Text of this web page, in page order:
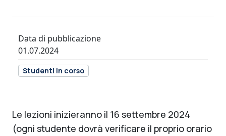
Data di pubblicazione
01.07.2024
Studenti in corso
Le lezioni inizieranno il 16 settembre 2024
(ogni studente dovrà verificare il proprio orario